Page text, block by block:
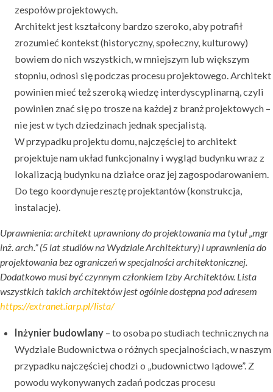
zespołów projektowych.
Architekt jest kształcony bardzo szeroko, aby potrafił
zrozumieć kontekst (historyczny, społeczny, kulturowy)
bowiem do nich wszystkich, w mniejszym lub większym
stopniu, odnosi się podczas procesu projektowego. Architekt
powinien mieć też szeroką wiedzę interdyscyplinarną, czyli
powinien znać się po trosze na każdej z branż projektowych –
nie jest w tych dziedzinach jednak specjalistą.
W przypadku projektu domu, najczęściej to architekt
projektuje nam układ funkcjonalny i wygląd budynku wraz z
lokalizacją budynku na działce oraz jej zagospodarowaniem.
Do tego koordynuje resztę projektantów (konstrukcja,
instalacje).
Uprawnienia: architekt uprawniony do projektowania ma tytuł „mgr
inż. arch.” (5 lat studiów na Wydziale Architektury) i uprawnienia do
projektowania bez ograniczeń w specjalności architektonicznej.
Dodatkowo musi być czynnym członkiem Izby Architektów. Lista
wszystkich takich architektów jest ogólnie dostępna pod adresem
https://extranet.iarp.pl/lista/
Inżynier budowlany – to osoba po studiach technicznych na
Wydziale Budownictwa o różnych specjalnościach, w naszym
przypadku najczęściej chodzi o „budownictwo lądowe”. Z
powodu wykonywanych zadań podczas procesu